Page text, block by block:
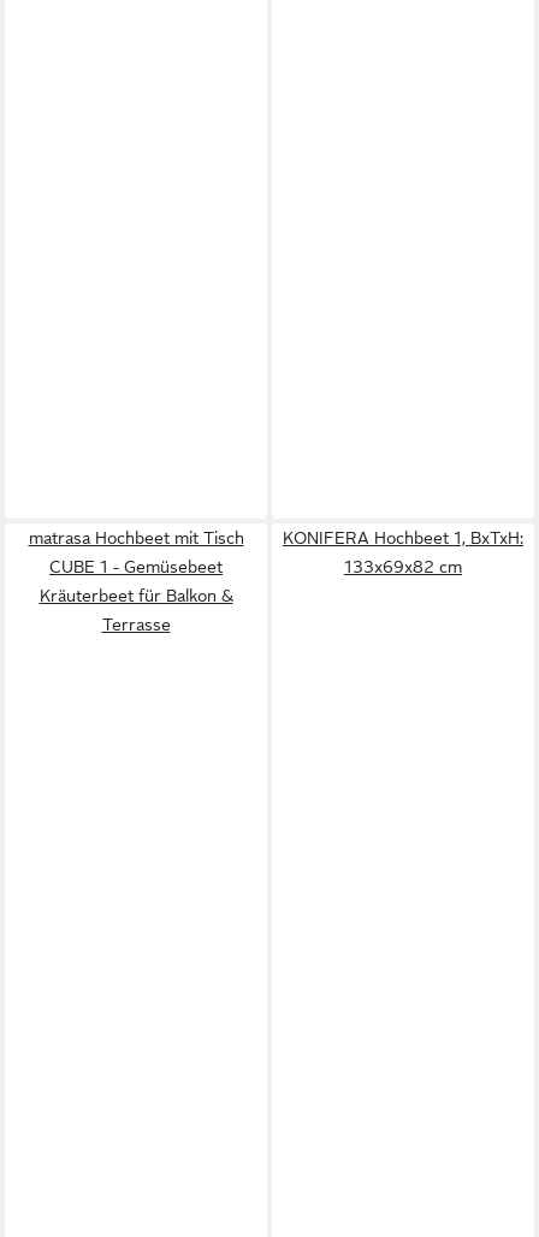
matrasa Hochbeet mit Tisch
CUBE 1 - Gemüsebeet
Kräuterbeet für Balkon &
Terrasse
KONIFERA Hochbeet 1, BxTxH:
133x69x82 cm